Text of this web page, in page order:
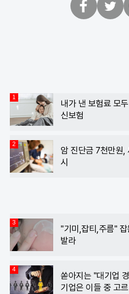
1
내가 낸 보험료 모
신보험
2
암 진단금 7천만원,
시
3
"기미,잡티,주름"
발라
4
쏟아지는 "대기업
기업은 이들 중 고